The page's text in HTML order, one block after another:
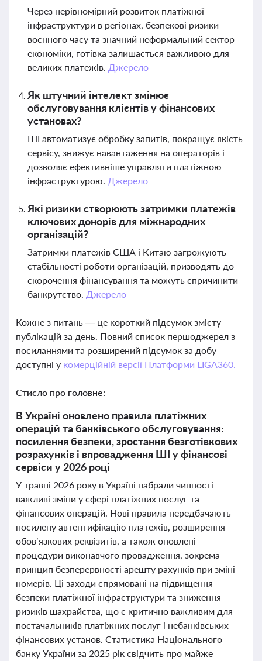
Через нерівномірний розвиток платіжної
інфраструктури в регіонах, безпекові ризики
воєнного часу та значний неформальний сектор
економіки, готівка залишається важливою для
великих платежів. Джерело
Як штучний інтелект змінює
обслуговування клієнтів у фінансових
установах?
ШІ автоматизує обробку запитів, покращує якість
сервісу, знижує навантаження на операторів і
дозволяє ефективніше управляти платіжною
інфраструктурою. Джерело
Які ризики створюють затримки платежів
ключових донорів для міжнародних
організацій?
Затримки платежів США і Китаю загрожують
стабільності роботи організацій, призводять до
скорочення фінансування та можуть спричинити
банкрутство. Джерело
Кожне з питань — це короткий підсумок змісту
публікацій за день. Повний список першоджерел з
посиланнями та розширений підсумок за добу
доступні у комерційній версії Платформи LIGA360.
Стисло про головне:
В Україні оновлено правила платіжних
операцій та банківського обслуговування:
посилення безпеки, зростання безготівкових
розрахунків і впровадження ШІ у фінансові
сервіси у 2026 році
У травні 2026 року в Україні набрали чинності
важливі зміни у сфері платіжних послуг та
фінансових операцій. Нові правила передбачають
посилену автентифікацію платежів, розширення
обов’язкових реквізитів, а також оновлені
процедури виконавчого провадження, зокрема
принцип безперервності арешту рахунків при зміні
номерів. Ці заходи спрямовані на підвищення
безпеки платіжної інфраструктури та зниження
ризиків шахрайства, що є критично важливим для
постачальників платіжних послуг і небанківських
фінансових установ. Статистика Національного
банку України за 2025 рік свідчить про майже